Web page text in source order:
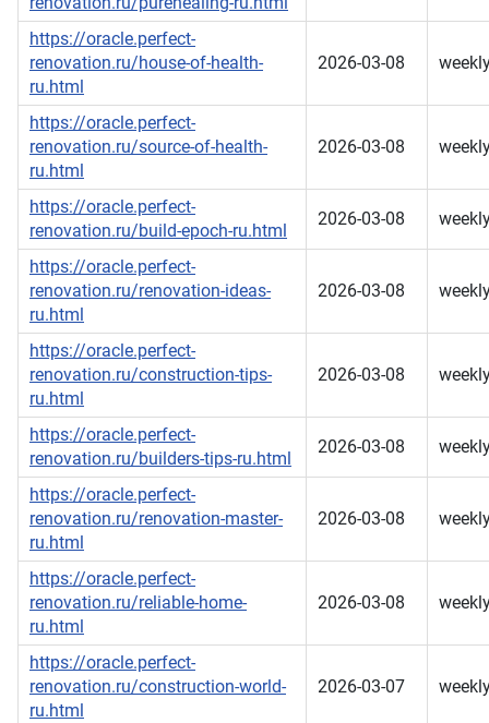
https://oracle.perfect-
renovation.ru/house-of-health-
ru.html
2026-03-08
https://oracle.perfect-
renovation.ru/source-of-health-
ru.html
2026-03-08
https://oracle.perfect-
renovation.ru/build-epoch-ru.html
2026-03-08
https://oracle.perfect-
renovation.ru/renovation-ideas-
ru.html
2026-03-08
https://oracle.perfect-
renovation.ru/construction-tips-
ru.html
2026-03-08
https://oracle.perfect-
renovation.ru/builders-tips-ru.html
2026-03-08
https://oracle.perfect-
renovation.ru/renovation-master-
ru.html
2026-03-08
https://oracle.perfect-
renovation.ru/reliable-home-
ru.html
2026-03-08
https://oracle.perfect-
renovation.ru/construction-world-
ru.html
2026-03-07